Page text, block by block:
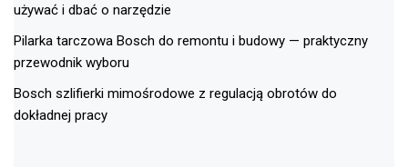
używać i dbać o narzędzie
Pilarka tarczowa Bosch do remontu i budowy — praktyczny
przewodnik wyboru
Bosch szlifierki mimośrodowe z regulacją obrotów do
dokładnej pracy